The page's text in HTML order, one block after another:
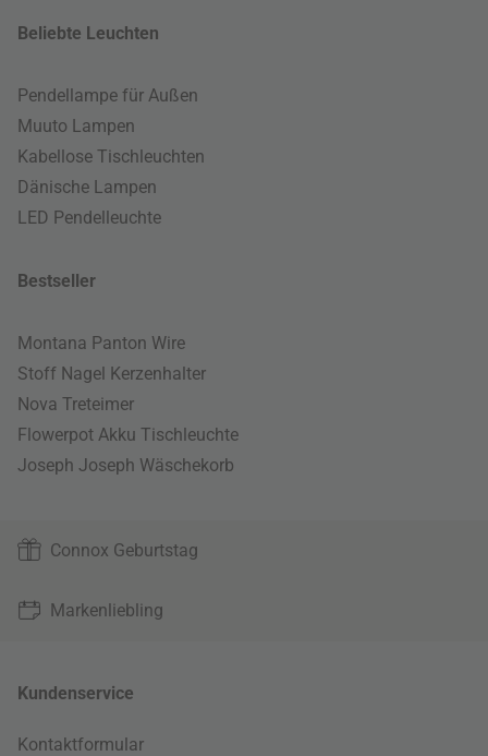
Beliebte Leuchten
Pendellampe für Außen
Muuto Lampen
Kabellose Tischleuchten
Dänische Lampen
LED Pendelleuchte
Bestseller
Montana Panton Wire
Stoff Nagel Kerzenhalter
Nova Treteimer
Flowerpot Akku Tischleuchte
Joseph Joseph Wäschekorb
Connox Geburtstag
Markenliebling
Kundenservice
Kontaktformular